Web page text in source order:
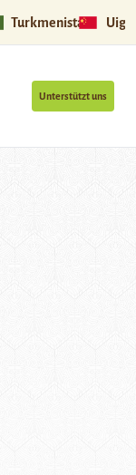
Turkmenistan
Unterstützt uns